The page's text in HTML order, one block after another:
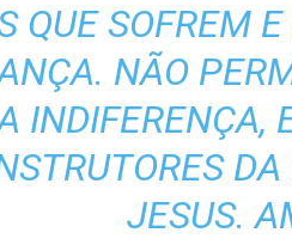
QUE SOFREM
NÃO
INDIFERENÇA,
JESUS.